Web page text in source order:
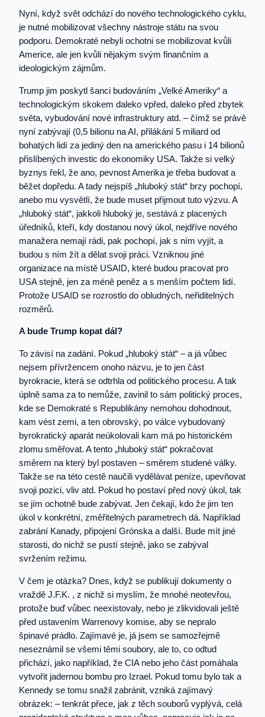
Nyní, když svět odchází do nového technologického cyklu,
je nutné mobilizovat všechny nástroje státu na svou
podporu. Demokraté nebyli ochotni se mobilizovat kvůli
Americe, ale jen kvůli nějakým svým finančním a
ideologickým zájmům.
Trump jim poskytl šanci budováním „Velké Ameriky“ a
technologickým skokem daleko vpřed, daleko před zbytek
světa, vybudování nové infrastruktury atd. – čímž se právě
nyní zabývají (0,5 bilionu na AI, přilákání 5 miliard od
bohatých lidí za jediný den na amerického pasu i 14 bilionů
přislíbených investic do ekonomiky USA. Takže si velký
byznys řekl, že ano, pevnost Amerika je třeba budovat a
běžet dopředu. A tady nejspíš „hluboký stát“ brzy pochopí,
anebo mu vysvětlí, že bude muset přijmout tuto výzvu. A
„hluboký stát“, jakkoli hluboký je, sestává z placených
úředníků, kteří, kdy dostanou nový úkol, nejdříve nového
manažera nemají rádi, pak pochopí, jak s ním vyjít, a
budou s ním žít a dělat svoji práci. Vzniknou jiné
organizace na místě USAID, které budou pracovat pro
USA stejně, jen za méně peněz a s menším počtem lidí.
Protože USAID se rozrostlo do obludných, neřiditelných
rozměrů.
A bude Trump kopat dál?
To závisí na zadání. Pokud „hluboký stát“ – a já vůbec
nejsem přívržencem onoho názvu, je to jen část
byrokracie, která se odtrhla od politického procesu. A tak
úplně sama za to nemůže, zavinil to sám politický proces,
kde se Demokraté s Republikány nemohou dohodnout,
kam vést zemi, a ten obrovský, po válce vybudovaný
byrokratický aparát neúkolovali kam má po historickém
zlomu směřovat. A tento „hluboký stát“ pokračovat
směrem na který byl postaven – směrem studené války.
Takže se na této cestě naučili vydělávat peníze, upevňovat
svoji pozici, vliv atd. Pokud ho postaví před nový úkol, tak
se jím ochotně bude zabývat. Jen čekají, kdo že jim ten
úkol v konkrétní, změřitelných parametrech dá. Například
zabrání Kanady, připojení Grónska a další. Bude mít jiné
starosti, do nichž se pustí stejně, jako se zabýval
svržením režimu.
V čem je otázka? Dnes, když se publikují dokumenty o
vraždě J.F.K. , z nichž si myslím, že mnohé neotevřou,
protože buď vůbec neexistovaly, nebo je zlikvidovali ještě
před ustavením Warrenovy komise, aby se nepralo
špinavé prádlo. Zajímavé je, já jsem se samozřejmě
neseznámil se všemi těmi soubory, ale to, co odtud
přichází, jako například, že CIA nebo jeho část pomáhala
vytvořit jadernou bombu pro Izrael. Pokud tomu bylo tak a
Kennedy se tomu snažil zabránit, vzniká zajímavý
obrázek: – tenkrát přece, jak z těch souborů vyplývá, celá